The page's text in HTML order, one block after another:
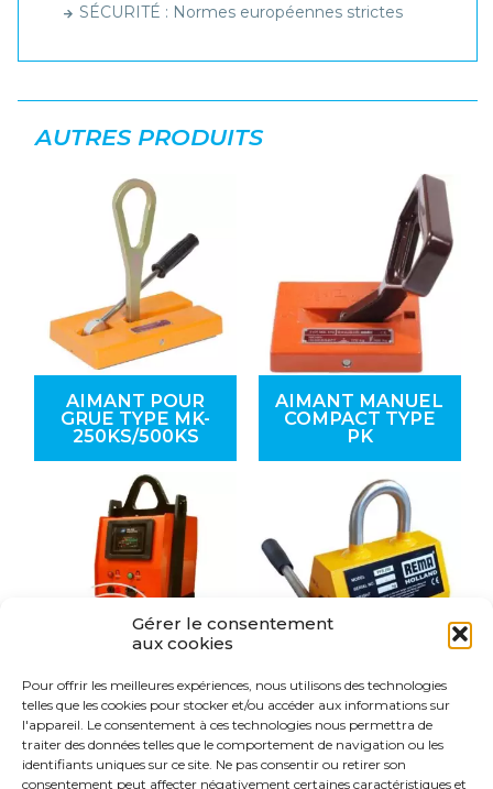
Gérer le consentement
aux cookies
Pour offrir les meilleures expériences, nous utilisons des technologies
telles que les cookies pour stocker et/ou accéder aux informations sur
l'appareil. Le consentement à ces technologies nous permettra de
traiter des données telles que le comportement de navigation ou les
identifiants uniques sur ce site. Ne pas consentir ou retirer son
consentement peut affecter négativement certaines caractéristiques et
SÉCURITÉ : Normes européennes strictes
AUTRES PRODUITS
AIMANT POUR
GRUE TYPE MK-
250KS/500KS
AIMANT MANUEL
COMPACT TYPE
PK
AIMANT DE
LEVAGE AVEC
BATTERIE TYPE
RM
AIMANT DE
LEVAGE TYPE
PFR